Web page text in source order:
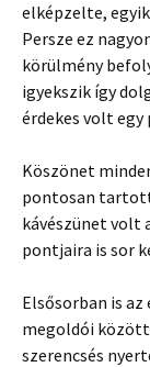
elképzelte,
Persze ez
körülmény
igyekszik így
érdekes volt
Köszönet
pontosan
kávészünet volt
pontjaira is sor
Elsősorban is
megoldói
szerencsés